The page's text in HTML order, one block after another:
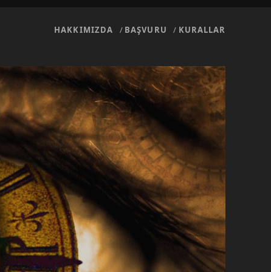
HAKKIMIZDA BAŞVURU KURALLAR